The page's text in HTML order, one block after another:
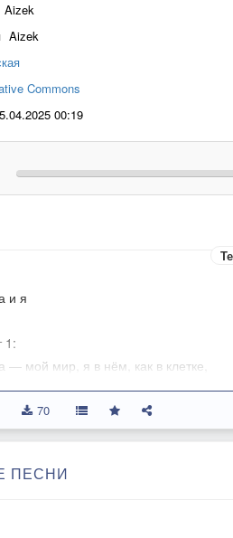
Aizek
Aizek
Commons
00:19
и я
1:
— мой мир, я в нём, как в клетке,
ночь, а я не один в этом месте.
идёт, но я не спешу,
а я пишу, что-то новое — хочу.
сна, и снова в бой,
70
ПЕСНИ